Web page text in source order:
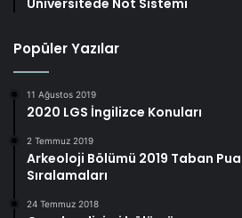
Üniversitede Not Sistemi
Popüler Yazılar
11 Ağustos 2019
2020 LGS İngilizce Konuları
2 Temmuz 2019
Arkeoloji Bölümü 2019 Taban
Sıralamaları
24 Temmuz 2018